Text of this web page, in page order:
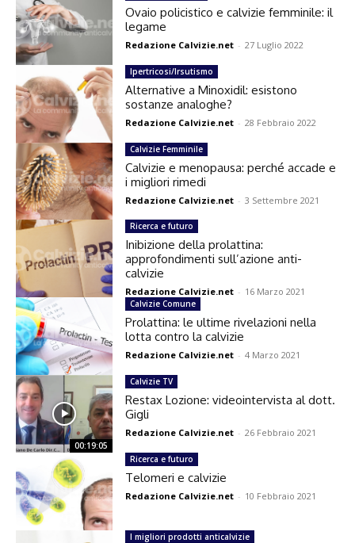
Ovaio policistico e calvizie femminile: il
legame
Redazione Calvizie.net - 27 Luglio 2022
Ipertricosi/Irsutismo
Alternative a Minoxidil: esistono
sostanze analoghe?
Redazione Calvizie.net - 28 Febbraio 2022
Calvizie Femminile
Calvizie e menopausa: perché accade e
i migliori rimedi
Redazione Calvizie.net - 3 Settembre 2021
Ricerca e futuro
Inibizione della prolattina:
approfondimenti sull’azione anti-
calvizie
Redazione Calvizie.net - 16 Marzo 2021
Calvizie Comune
Prolattina: le ultime rivelazioni nella
lotta contro la calvizie
Redazione Calvizie.net - 4 Marzo 2021
00:19:05
Calvizie TV
Restax Lozione: videointervista al dott.
Gigli
Redazione Calvizie.net - 26 Febbraio 2021
Ricerca e futuro
Telomeri e calvizie
Redazione Calvizie.net - 10 Febbraio 2021
I migliori prodotti anticalvizie